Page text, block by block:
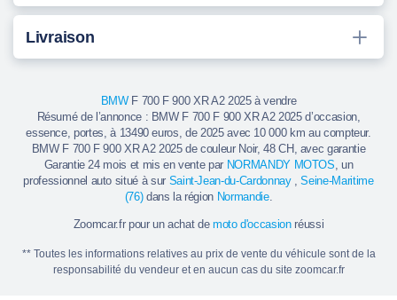
Livraison
BMWF 700 F 900 XR A2 2025 à vendre
Résumé de l’annonce : BMW F 700 F 900 XR A2 2025 d’occasion,
essence, portes, à 13490 euros, de 2025 avec 10 000 km au compteur.
BMW F 700 F 900 XR A2 2025 de couleur Noir, 48 CH, avec garantie
Garantie 24 mois et mis en vente par NORMANDY MOTOS, un
professionnel auto situé à sur Saint-Jean-du-Cardonnay,Seine-Maritime
(76) dans la région Normandie.
Zoomcar.fr pour un achat de moto d'occasionréussi
** Toutes les informations relatives au prix de vente du véhicule sont de la
responsabilité du vendeur et en aucun cas du site zoomcar.fr